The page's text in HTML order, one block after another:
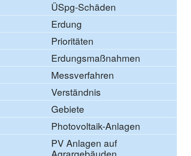
ÜSpg-Schäden
Erdung
Prioritäten
Erdungsmaßnahmen
Messverfahren
Verständnis
Gebiete
Photovoltaik-Anlagen
PV Anlagen auf
Agrargebäuden